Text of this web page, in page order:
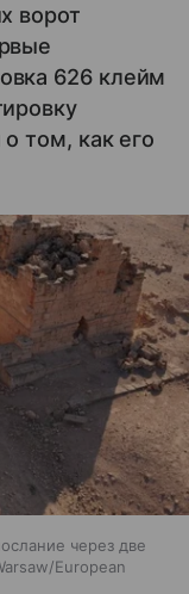
ворот
626 клейм
том, как его
через две
European